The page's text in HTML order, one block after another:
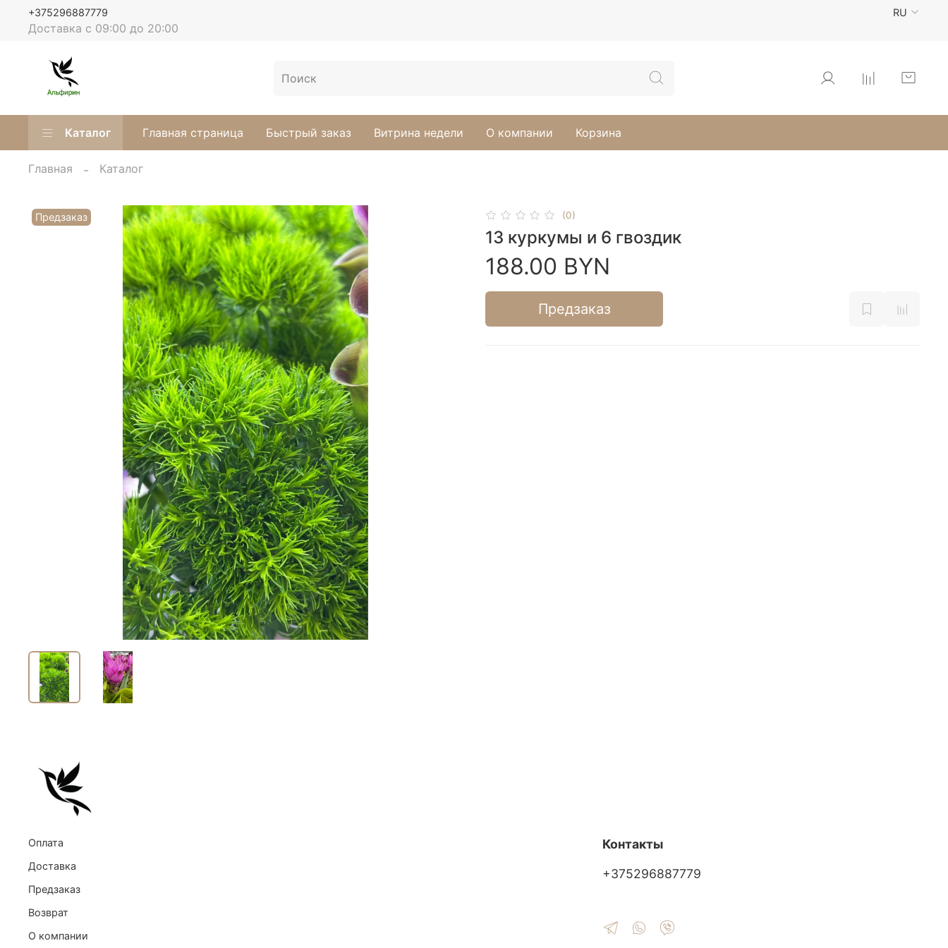
Доставка с 09:00 до 20:00
+375296887779 RU
Каталог Главная страница Быстрый заказ Витрина недели О компании Корзина
Главная Каталог
Предзаказ (0)
13 куркумы и 6 гвоздик
188.00 BYN
Предзаказ
Оплата
Доставка
Предзаказ
Возврат
О компании
Контакты
+375296887779